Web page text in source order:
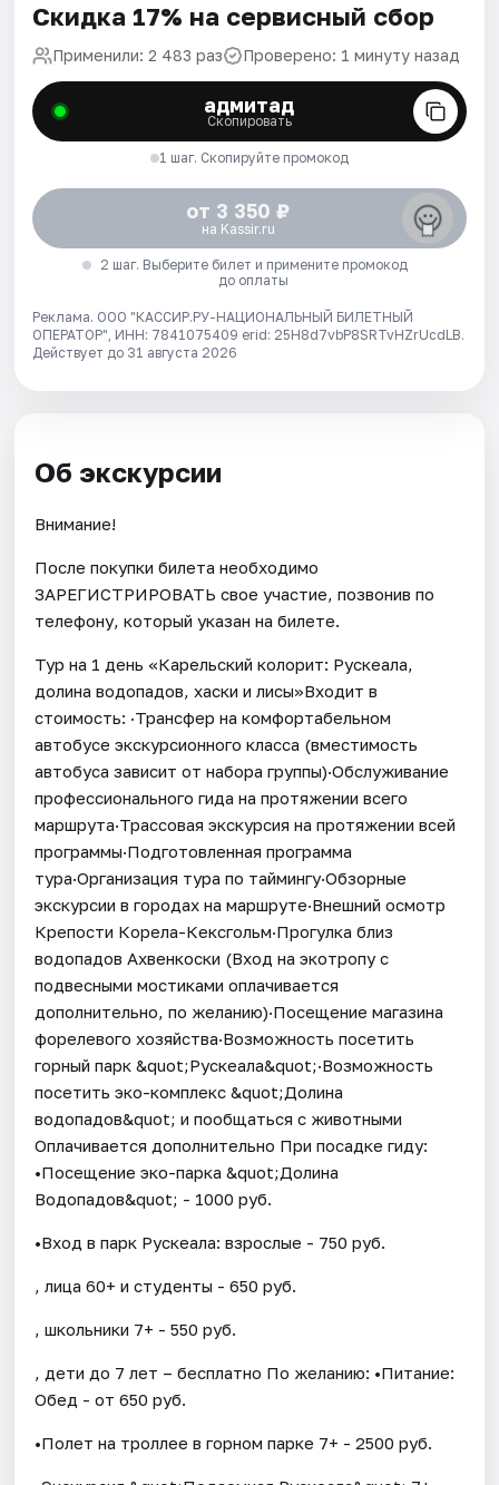
Скидка 17% на сервисный сбор
Применили: 2 483 раз Проверено: 1 минуту назад
адмитад
Скопировать
1 шаг. Скопируйте промокод
от 3 350 ₽
на Kassir.ru
2 шаг. Выберите билет и примените промокод
до оплаты
Реклама. ООО "КАССИР.РУ-НАЦИОНАЛЬНЫЙ БИЛЕТНЫЙ
ОПЕРАТОР", ИНН: 7841075409 erid: 25H8d7vbP8SRTvHZrUcdLB.
Действует до 31 августа 2026
Об экскурсии
Внимание!
После покупки билета необходимо
ЗАРЕГИСТРИРОВАТЬ свое участие, позвонив по
телефону, который указан на билете.
Тур на 1 день «Карельский колорит: Рускеала,
долина водопадов, хаски и лисы»Входит в
стоимость: ·Трансфер на комфортабельном
автобусе экскурсионного класса (вместимость
автобуса зависит от набора группы)·Обслуживание
профессионального гида на протяжении всего
маршрута·Трассовая экскурсия на протяжении всей
программы·Подготовленная программа
тура·Организация тура по таймингу·Обзорные
экскурсии в городах на маршруте·Внешний осмотр
Крепости Корела-Кексгольм·Прогулка близ
водопадов Ахвенкоски (Вход на экотропу с
подвесными мостиками оплачивается
дополнительно, по желанию)·Посещение магазина
форелевого хозяйства·Возможность посетить
горный парк &quot;Рускеала&quot;·Возможность
посетить эко-комплекс &quot;Долина
водопадов&quot; и пообщаться с животными
Оплачивается дополнительно При посадке гиду:
•Посещение эко-парка &quot;Долина
Водопадов&quot; - 1000 руб.
•Вход в парк Рускеала: взрослые - 750 руб.
, лица 60+ и студенты - 650 руб.
, школьники 7+ - 550 руб.
, дети до 7 лет – бесплатно По желанию: •Питание:
Обед - от 650 руб.
•Полет на троллее в горном парке 7+ - 2500 руб.